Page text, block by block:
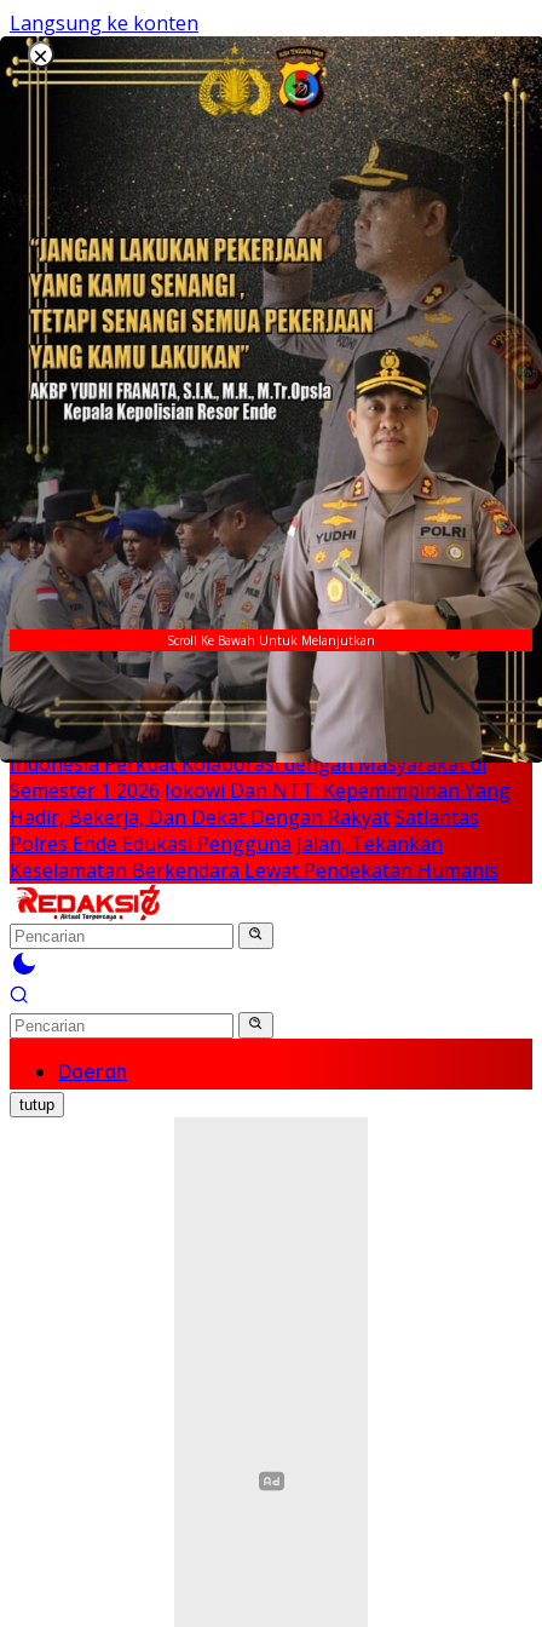
Langsung ke konten
×
Scroll Ke Bawah Untuk Melanjutkan
Breaking News
Selama Dua Bulan Mengalami Gangguan, Tower BTS di
Desa Otogedu Akan Segera Diperbaiki
Sinergi Lintas
Sektor, Satlantas Polres Ende Gandeng Forum LLAJ
Tekan Angka Kecelakaan PT Sokoria Geothermal
Indonesia Perkuat Kolaborasi dengan Masyarakat di
Semester 1 2026 Jokowi Dan NTT: Kepemimpinan Yang
Hadir, Bekerja, Dan Dekat Dengan RakyatSatlantas
Polres Ende Edukasi Pengguna Jalan, Tekankan
Keselamatan Berkendara Lewat Pendekatan Humanis
Daerah
Nasional
Politik
tutup